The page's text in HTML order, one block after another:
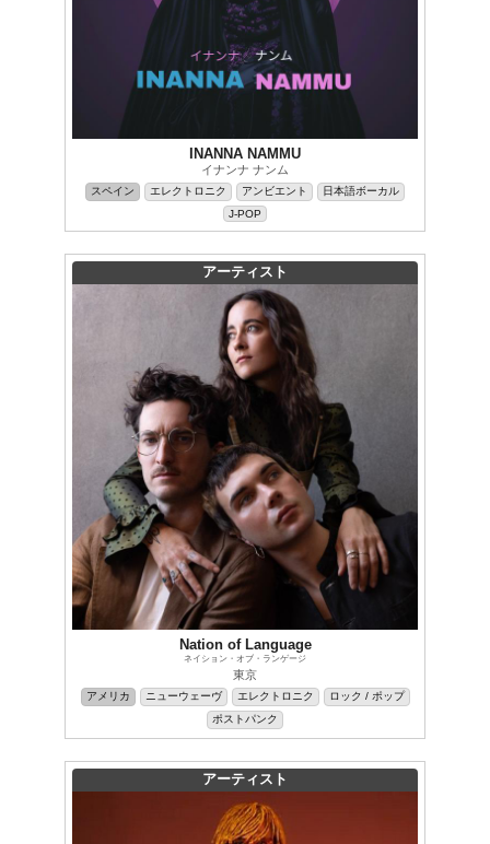
INANNA NAMMU
イナンナ ナンム
スペイン エレクトロニク アンビエント
日本語ボーカル
J-POP
アーティスト
Nation of Language
ネイション・オブ・ランゲージ
東京
アメリカ ニューウェーヴ エレクトロニク
ロック / ポップ
ポストパンク
アーティスト